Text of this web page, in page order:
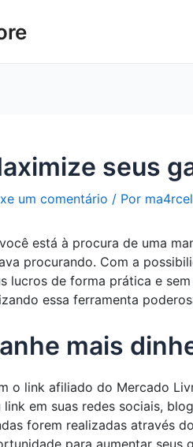
seus
um comentário / Por
está à procura de uma
procurando. Com a
lucros de forma prática e
essa ferramenta
mais
o link afiliado do Mercado
link em suas redes sociais,
forem realizadas através
para aumentar seus